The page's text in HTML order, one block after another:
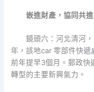
嵌進財產，協同共進
鏡頭六：河北清河
年，該地car 零部件快
前年提早3個月。郵政快
轉型的主要新興氣力。